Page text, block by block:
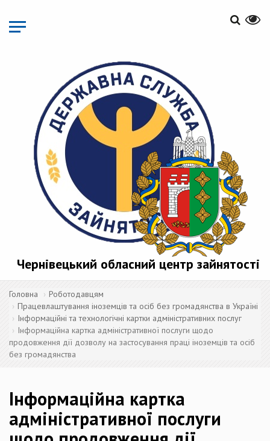
основного
матеріалу
Чернівецький обласний центр зайнятості
Головна
Роботодавцям
Працевлаштування іноземців та осіб без громадянства в Україні
Інформаційні та технологічні картки адміністративних послуг
Інформаційна картка адміністративної послуги щодо
продовження дії дозволу на застосування праці іноземців та осіб
без громадянства
Інформаційна картка
адміністративної послуги